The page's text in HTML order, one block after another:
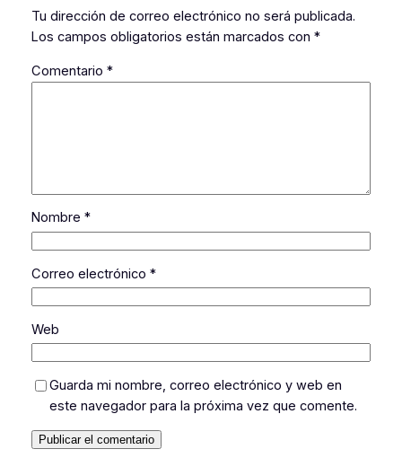
Tu dirección de correo electrónico no será publicada.
Los campos obligatorios están marcados con *
Comentario *
Nombre *
Correo electrónico *
Web
Guarda mi nombre, correo electrónico y web en
este navegador para la próxima vez que comente.